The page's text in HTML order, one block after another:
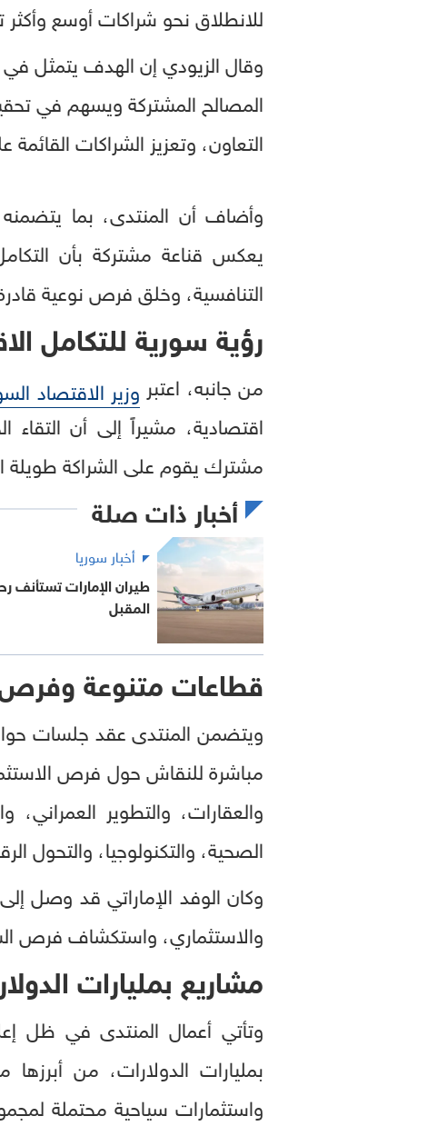
للانطلاق نحو شراكات أوسع وأكثر
وقال الزيودي إن الهدف يتمثل في
المصالح المشتركة ويسهم في
التعاون، وتعزيز الشراكات
وأضاف أن المنتدى، بما
يعكس قناعة مشتركة بأن
التنافسية، وخلق فرص نوعية
رؤية سورية للتكامل
من جانبه، اعتبر وزير الاقتصاد
اقتصادية، مشيراً إلى أن التقاء
مشترك يقوم على الشراكة طويلة
أخبار ذات صلة
أخبار سوريا
طيران الإمارات تستأنف
المقبل
قطاعات متنوعة
ويتضمن المنتدى عقد جلسات
مباشرة للنقاش حول فرص
والعقارات، والتطوير العمراني،
الصحية، والتكنولوجيا، والتحول
وكان الوفد الإماراتي قد وصل
والاستثماري، واستكشاف فرص
مشاريع بمليارات
وتأتي أعمال المنتدى في ظل
واستثمارات سياحية محتملة لمجموعة «الحبتور» بنحو 1.5